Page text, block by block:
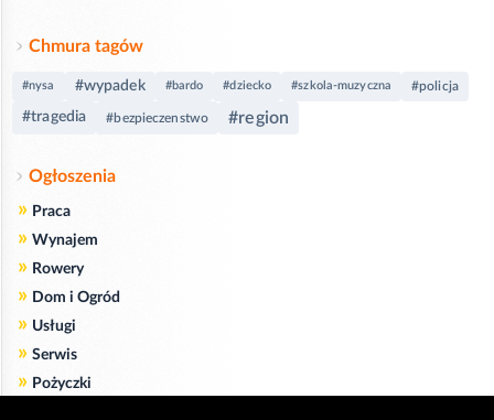
Chmura tagów
#nysa #wypadek #bardo #dziecko #szkola-muzyczna #policja
#tragedia #bezpieczenstwo #region
Ogłoszenia
» Praca
» Wynajem
» Rowery
» Dom i Ogród
» Usługi
» Serwis
» Pożyczki